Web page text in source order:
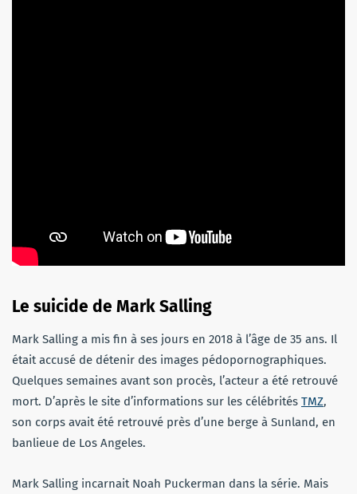
Le suicide de Mark Salling
Mark Salling a mis fin à ses jours en 2018 à l’âge de 35 ans. Il
était accusé de détenir des images pédopornographiques.
Quelques semaines avant son procès, l’acteur a été retrouvé
mort. D’après le site d’informations sur les célébrités TMZ,
son corps avait été retrouvé près d’une berge à Sunland, en
banlieue de Los Angeles.
Mark Salling incarnait Noah Puckerman dans la série. Mais